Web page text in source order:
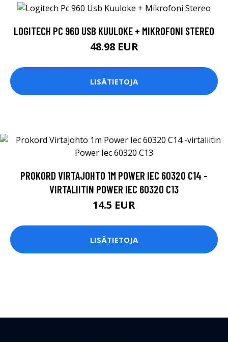
LOGITECH PC 960 USB KUULOKE + MIKROFONI STEREO
48.98 EUR
LISÄTIETOJA
PROKORD VIRTAJOHTO 1M POWER IEC 60320 C14 -
VIRTALIITIN POWER IEC 60320 C13
14.5 EUR
LISÄTIETOJA